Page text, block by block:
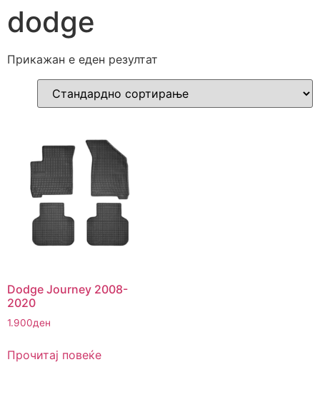
dodge
Прикажан е еден резултат
Dodge Journey 2008-
2020
1.900ден
Прочитај повеќе